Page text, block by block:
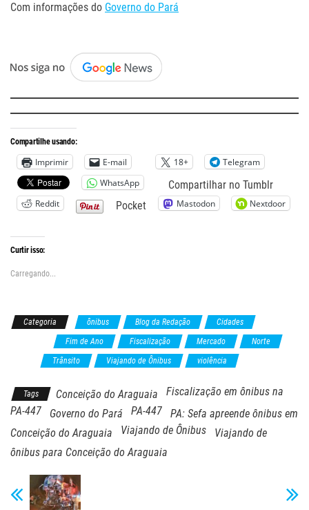
Com informações do Governo do Pará
Compartilhe usando:
Imprimir E-mail 18+
Telegram
WhatsApp
Compartilhar no Tumblr
Reddit Pocket Mastodon Nextdoor
Curtir isso:
Carregando...
Categoria ônibus Blog da Redação
Cidades
Fim de Ano Fiscalização Mercado
Norte
Trânsito Viajando de Ônibus violência
Tags Conceição do Araguaia
Fiscalização em ônibus na
PA-447
Governo do Pará PA-447
PA: Sefa apreende ônibus em
Conceição do Araguaia
Viajando de Ônibus
Viajando de
ônibus para Conceição do Araguaia